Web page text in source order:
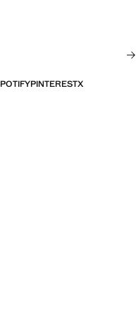
PINTERESTX